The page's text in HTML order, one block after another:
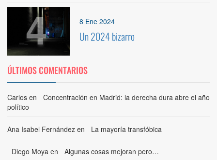
4 8 Ene 2024
Un 2024 bizarro
ÚLTIMOS COMENTARIOS
Carlos en
Concentración en Madrid: la derecha dura abre el año
político
Ana Isabel Fernández en La mayoría transfóbica
Diego Moya en Algunas cosas mejoran pero…